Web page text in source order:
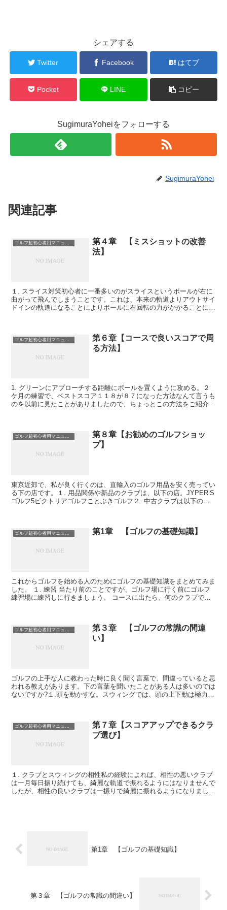
シェアする
Twitter Facebook はてブ
Pocket LINE コピー
SugimuraYoheiをフォローする
SugimuraYohei
関連記事
ゴルフ超初心者用マニュアル
第４章 【ミスショットの改善
法】
１. スライス対策初心者に一番多いのがスライスというボールが右に
曲がって飛んでしまうことです。これは、本来の軌道よりアウトサイ
ドインの軌道になることによりボールに右回転の力がかかることによ
第６章【コースで良いスコアで周
る方法】
1. グリーンにアプローチする距離にボールを置くように攻める。２
ケ月の練習で、ベストスコア１１８が８７になった方法なんて言うも
のを以前に見たことがありましたので、ちょっとこの方法をご紹介い
ゴルフ超初心者用マニュアル
第８章【お勧めのゴルフショッ
プ】
東京近郊で、私が良く行くのは、直輸入のゴルフ用品を安く売ってい
る下の店です。１. 用品関係や新品のクラブは、以下の店。JYPER’S
ゴルフ5ビクトリアゴルフことぶきゴルフ２. 中古クラブは以下の店
第1章 【ゴルフの基礎知識】
これからゴルフを始める人のためにゴルフの基礎知識をまとめてみま
した。 １. 練習 当たり前のことですが、ゴルフ場に行く前にゴルフ
練習場に練習しに行きましょう。 コースに出たら、何のクラブで打
第３章 【ゴルフの常識の間違
い】
ゴルフの上手な人に教わった時に良く聞く言葉で、間違っていると思
われる教えがあります。下の言葉を聞いたことがある人は多いのでは
ないですか?１.頭を動かすな。スウィングでは、頭の上下動は極力し
ゴルフ超初心者用マニュアル
第７章【スコアアップできるクラ
ブ選び】
１. クラブとスウィングの相性私の経験によれば、相性の悪いクラブ
は一月毎日振り続けても、綺麗な軌道で振れるようにはなりませんで
したが、相性の良いクラブは一振りで綺麗に振れるようになりました
第1章 【ゴルフの基礎知識】
第３章 【ゴルフの常識の間違い】